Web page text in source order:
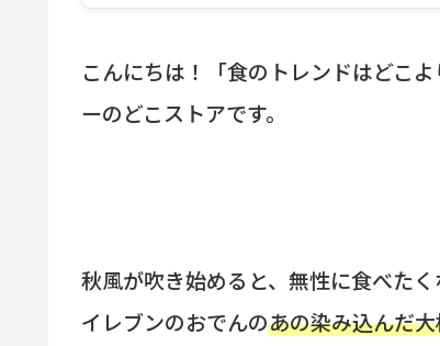
こんにちは！「食のトレンドはどこ
ーのどこストアです。
秋風が吹き始めると、無性に食べた
イレブンのおでんのあの染み込んだ